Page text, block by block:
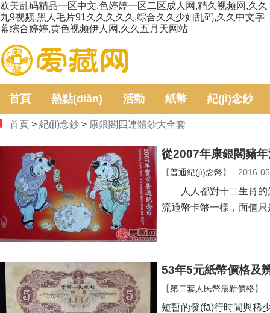
欧美乱码精品一区中文,色婷婷一区二区成人网,精久视频网,久久
九9视频,黑人毛片91久久久久久,综合久久少妇乱码,久久中文字
幕综合婷婷,黄色视频伊人网,久久五月天网站
首頁 熱點(diǎn) 活動 紙幣 紀(jì)念鈔
首頁 > 紀(jì)念鈔 > 康銀閣四連體鈔大全套
從2007年康銀閣豬
【普通紀(jì)念幣】 2016-
人人都對十二生肖的知
流通幣卡幣一樣，面值
53年5元紙幣價格及
【第二套人民幣最新價格】
短暫的發(fā)行時間與稀少